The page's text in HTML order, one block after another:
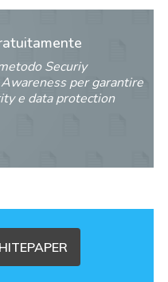
Securiy
per garantire
e data protection